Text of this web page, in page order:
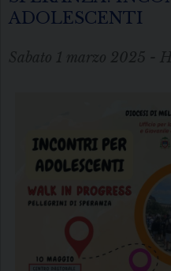
ADOLESCENTI
Sabato 1 marzo 2025 -